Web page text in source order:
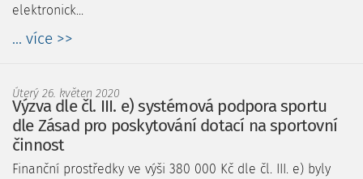
elektronick...
... více >>
Úterý 26. květen 2020
Výzva dle čl. III. e) systémová podpora sportu
dle Zásad pro poskytování dotací na sportovní
činnost
Finanční prostředky ve výši 380 000 Kč dle čl. III. e) byly